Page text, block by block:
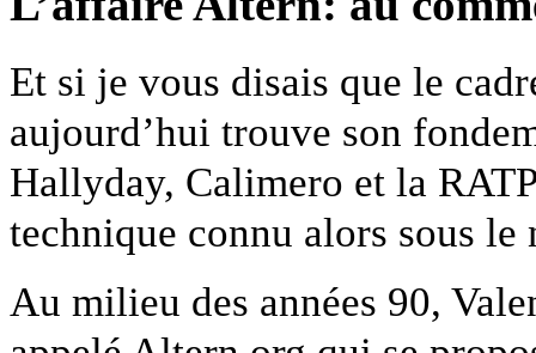
Et si je vous disais que le
aujourd’hui trouve son
Hallyday, Calimero et la
technique connu alors sous le
Au milieu des années 90,